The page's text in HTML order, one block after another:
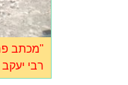
"מכתב
רבי